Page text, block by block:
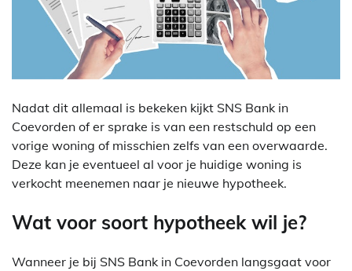
Nadat dit allemaal is bekeken kijkt SNS Bank in
Coevorden of er sprake is van een restschuld op een
vorige woning of misschien zelfs van een overwaarde.
Deze kan je eventueel al voor je huidige woning is
verkocht meenemen naar je nieuwe hypotheek.
Wat voor soort hypotheek wil je?
Wanneer je bij SNS Bank in Coevorden langsgaat voor